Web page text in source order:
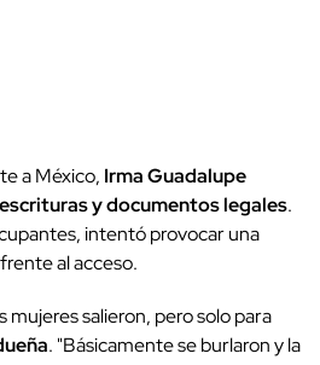
a México, Irma Guadalupe
escrituras y documentos legales.
intentó provocar una
frente al acceso.
salieron, pero solo para
. "Básicamente se burlaron y la